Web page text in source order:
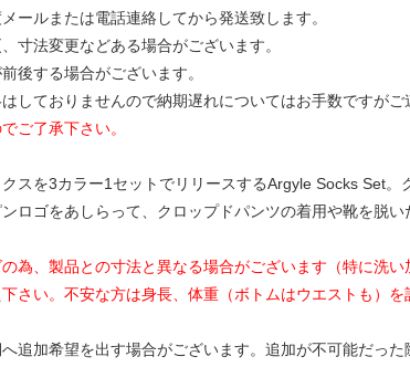
ールまたは電話連絡してから発送致します。
寸法変更などある場合がございます。
後する場合がございます。
しておりませんので納期遅れについてはお手数ですがご
ご了承下さい。
スを3カラー1セットでリリースするArgyle Socks Set
ロゴをあしらって、クロップドパンツの着用や靴を脱い
為、製品との寸法と異なる場合がございます（特に洗
さい。不安な方は身長、体重（ボトムはウエストも）を
追加希望を出す場合がございます。追加が不可能だった